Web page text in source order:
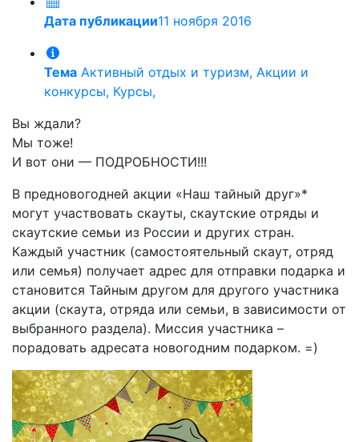
Дата публикации11 ноября 2016
Тема Активный отдых и туризм, Акции и
конкурсы, Курсы,
Вы ждали?
Мы тоже!
И вот они — ПОДРОБНОСТИ!!!
В предновогодней акции «Наш тайный друг»*
могут участвовать скауты, скаутские отряды и
скаутские семьи из России и других стран.
Каждый участник (самостоятельный скаут, отряд
или семья) получает адрес для отправки подарка и
становится Тайным другом для другого участника
акции (скаута, отряда или семьи, в зависимости от
выбранного раздела). Миссия участника –
порадовать адресата новогодним подарком. =)